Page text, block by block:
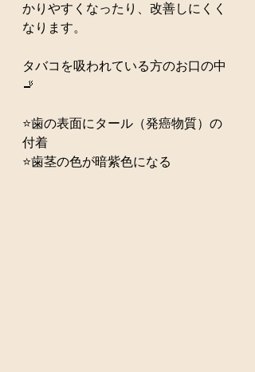
かりやすくなったり、改善しにくく
なります。
タバコを吸われている方のお口の中
🚬
⭐️歯の表面にタール（発癌物質）の
付着
⭐️歯茎の色が暗紫色になる